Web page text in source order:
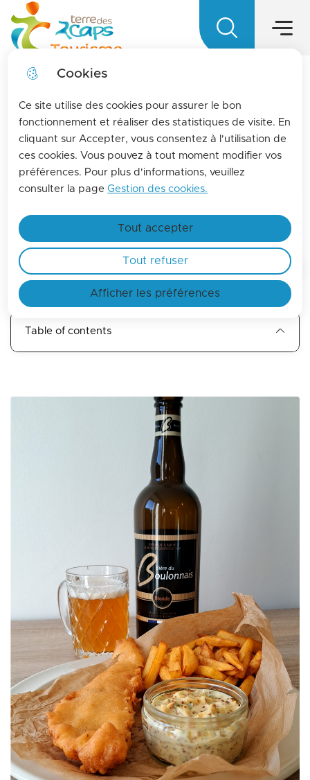
Cookies
Ce site utilise des cookies pour assurer le bon
fonctionnement et réaliser des statistiques de visite. En
cliquant sur Accepter, vous consentez à l'utilisation de
ces cookies. Vous pouvez à tout moment modifier vos
préférences. Pour plus d'informations, veuillez
consulter la pageGestion des cookies.
Afficher les préférences
Tout accepter
Tout refuser
Skip to
menu
Skip to
search
Skip to main
content
Skip to
site map
Pour vous tenir informés de l'actualités de La
terre des 2 caps, inscrivez-vous à la lettre
d'information de l'office de tourisme !
Terre des 2 caps Tourisme - Office
Menu
Home
Table of contents